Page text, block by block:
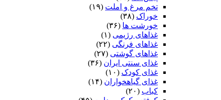
تخم مرغ و املت (۱۹)
خوراک (۳۸)
خورشت ها (۳۶)
غذاهای رژیمی (۱)
غذاهای فرنگی (۲۲)
غذاهای گوشتی (۲۷)
غذای سنتی ایران (۳۶)
غذای کودک (۱۰)
غذای گیاهخواران (۱۴)
کباب (۲۰)